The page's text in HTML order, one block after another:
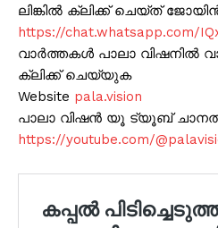
ലിങ്കിൽ ക്ലിക്ക് ചെയ്ത്
https://chat.whatsapp.com/
വാർത്തകൾ പാലാ വിഷനിൽ
ക്ലിക്ക് ചെയ്യുക
Website pala.vision
പാലാ വിഷൻ യൂ ട്യൂബ് ചാനൽ
https://youtube.com/